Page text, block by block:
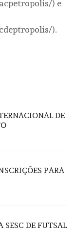
) e
).
DE
PARA
SESC DE FUTSAL